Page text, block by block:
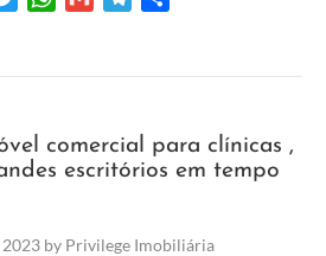
comercial para clínicas ,
escritórios em tempo
2023 by Privilege Imobiliária